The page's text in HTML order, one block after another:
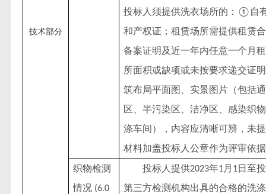
技术部分
投标人须提供洗衣场所的： ① 自
和产权证；租赁场所需提供租赁
备案证明及近一年内任意一个月
所面积或缺项或未按要求递交证
筑布局平面图、实景图片（包括
区、半污染区、洁净区、感染织
涤车间），内容应清晰可辨，未
材料加盖投标人公章作为评审依
织物检测
情况(6.0
投标人提供2023年1月 1日至
第三方检测机构出具的合格的洗